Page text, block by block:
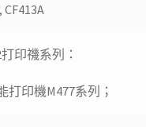
CF413A
印禨系列：
打印機M477系列；